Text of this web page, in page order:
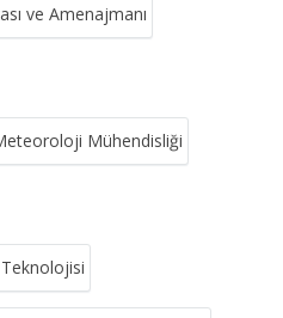
ve Amenajmanı
Mühendisliği